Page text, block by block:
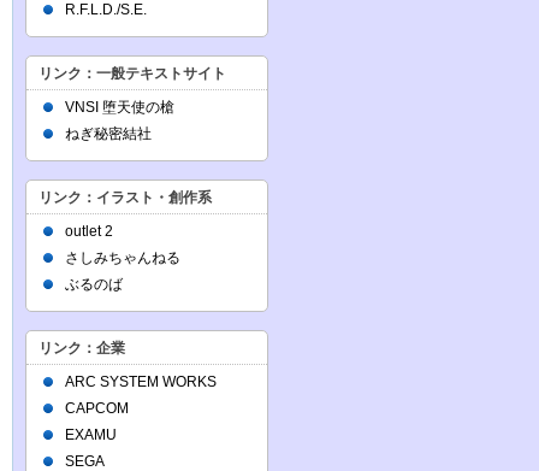
R.F.L.D./S.E.
リンク：一般テキストサイト
VNSI 堕天使の槍
ねぎ秘密結社
リンク：イラスト・創作系
outlet 2
さしみちゃんねる
ぶるのば
リンク：企業
ARC SYSTEM WORKS
CAPCOM
EXAMU
SEGA